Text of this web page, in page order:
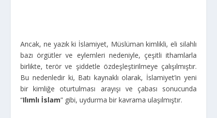
Ancak, ne yazık ki İslamiyet, Müslüman kimlikli, eli silahlı
bazı örgütler ve eylemleri nedeniyle, çeşitli ithamlarla
birlikte, terör ve şiddetle özdeşleştirilmeye çalışılmıştır.
Bu nedenledir ki, Batı kaynaklı olarak, İslamiyet’in yeni
bir kimliğe oturtulması arayışı ve çabası sonucunda
“Ilımlı İslam” gibi, uydurma bir kavrama ulaşılmıştır.